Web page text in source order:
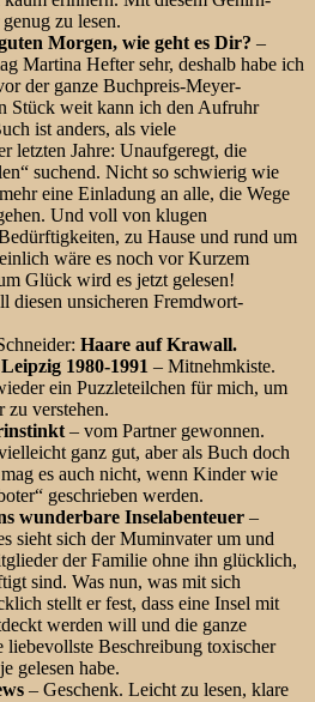
zu lesen.
Morgen, wie geht es Dir? –
Martina Hefter sehr, deshalb habe ich
der ganze Buchpreis-Meyer-
Stück weit kann ich den Aufruhr
ist anders, als viele
letzten Jahre: Unaufgeregt, die
suchend. Nicht so schwierig wie
eine Einladung an alle, die Wege
Und voll von klugen
zu Hause und rund um
wäre es noch vor Kurzem
Glück wird es jetzt gelesen!
diesen unsicheren Fremdwort-
Haare auf Krawall.
1980-1991 – Mitnehmkiste.
ein Puzzleteilchen für mich, um
zu verstehen.
– vom Partner gewonnen.
ganz gut, aber als Buch doch
es auch nicht, wenn Kinder wie
geschrieben werden.
wunderbare Inselabenteuer –
sieht sich der Muminvater um und
der Familie ohne ihn glücklich,
sind. Was nun, was mit sich
stellt er fest, dass eine Insel mit
werden will und die ganze
liebevollste Beschreibung toxischer
gelesen habe.
– Geschenk. Leicht zu lesen, klare